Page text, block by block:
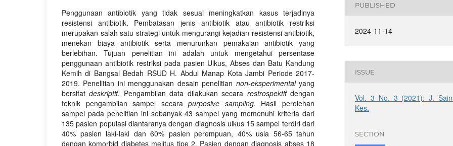
Penggunaan antibiotik yang tidak sesuai meningkatkan kasus terjadinya
resistensi antibiotik. Pembatasan jenis antibiotik atau antibiotik restriksi
merupakan salah satu strategi untuk mengurangi kejadian resistensi antibiotik,
menekan biaya antibiotik serta menurunkan pemakaian antibiotik yang
berlebihan. Tujuan penelitian ini adalah untuk mengetahui persentase
penggunaan antibiotik restriksi pada pasien Ulkus, Abses dan Batu Kandung
Kemih di Bangsal Bedah RSUD H. Abdul Manap Kota Jambi Periode 2017-
2019. Penelitian ini menggunakan desain penelitian non-eksperimentalyang
bersifatdeskriptif. Pengambilan data dilakukan secara restrospektifdengan
teknik pengambilan sampel secarapurposive sampling. Hasil perolehan
sampel pada penelitian ini sebanyak 43 sampel yang memenuhi kriteria dari
135 pasien populasi diantaranya dengan diagnosis ulkus 15 sampel terdiri dari
40% pasien laki-laki dan 60% pasien perempuan, 40% usia 56-65 tahun
dengan komorbid diabetes melitus tipe 2. Pasien dengan diagnosis abses 18
PUBLISHED
2024-11-14
ISSUE
Vol. 3 No. 3 (2021): J.
Kes.
SECTION